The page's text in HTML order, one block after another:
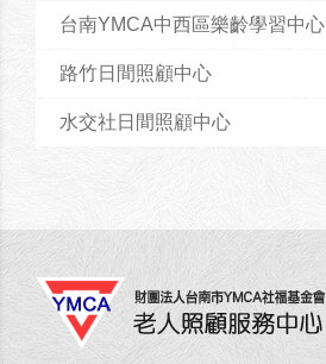
台南YMCA中西區樂齡學習中心
路竹日間照顧中心
水交社日間照顧中心